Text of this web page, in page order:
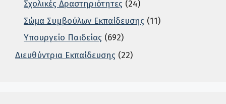
Σχολικές Δραστηριότητες (24)
Σώμα Συμβούλων Εκπαίδευσης (11)
Υπουργείο Παιδείας (692)
Διευθύντρια Εκπαίδευσης (22)